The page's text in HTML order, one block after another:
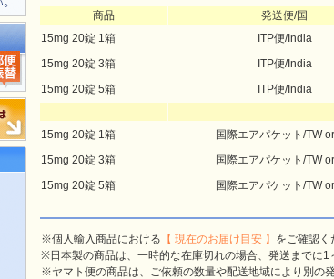
商品 発送便/国
15mg 20錠 1箱
ITP便/India
15mg 20錠 3箱
ITP便/India
15mg 20錠 5箱
ITP便/India
15mg 20錠 1箱 国際エアパケット/TW
15mg 20錠 3箱
国際エアパケット/TW
15mg 20錠 5箱
国際エアパケット/TW
※個人輸入商品における 【 現在のお届け目安 】 をご確認く
※日本製の商品は、一時的な在庫切れの場合、発送までに1
※ヤマト便の商品は、ご依頼の数量や配送地域により別の